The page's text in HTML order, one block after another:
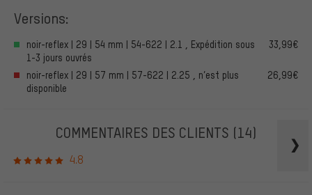
Versions:
noir-reflex | 29 | 54 mm | 54-622 | 2.1 , Expédition sous
1-3 jours ouvrés
33,99€
noir-reflex | 29 | 57 mm | 57-622 | 2.25 , n’est plus
disponible
26,99€
COMMENTAIRES DES CLIENTS (14)
4.8